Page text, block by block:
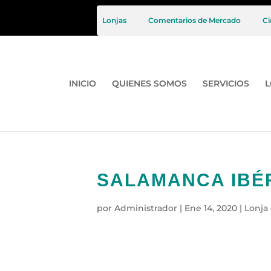
Lonjas Comentarios de Mercado
INICIO QUIENES SOMOS SERVICIOS
SALAMANCA
por Administrador | Ene 14, 2020 | Lonja